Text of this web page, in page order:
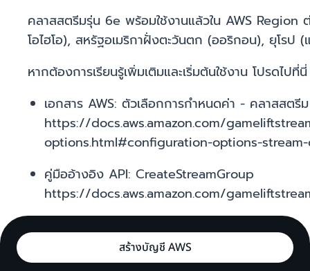
คลาสสตรีมรุ่น 6e พร้อมใช้งานแล้วใน AWS Region
โอไฮโอ), สหรัฐอเมริกาฝั่งตะวันตก (ออริกอน), ยุโรป
หากต้องการเรียนรู้เพิ่มเติมและเริ่มต้นใช้งาน โปรดไปที่
เอกสาร AWS: ตัวเลือกการกำหนดค่า - คลาสสตรี
https://docs.aws.amazon.com/
options.html#configuration-options-stream-
คู่มืออ้างอิง API: CreateStreamGroup
https://docs.aws.amazon.com/
สร้างบัญชี AWS